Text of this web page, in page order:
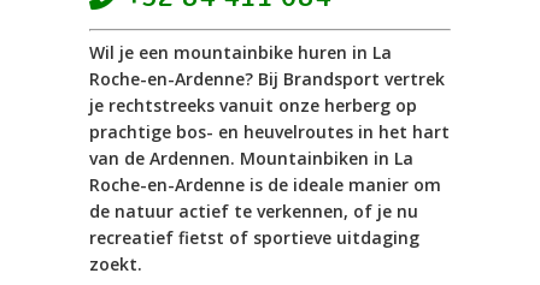
Wil je een mountainbike huren in La
Roche-en-Ardenne? Bij Brandsport vertrek
je rechtstreeks vanuit onze herberg op
prachtige bos- en heuvelroutes in het hart
van de Ardennen. Mountainbiken in La
Roche-en-Ardenne is de ideale manier om
de natuur actief te verkennen, of je nu
recreatief fietst of sportieve uitdaging
zoekt.